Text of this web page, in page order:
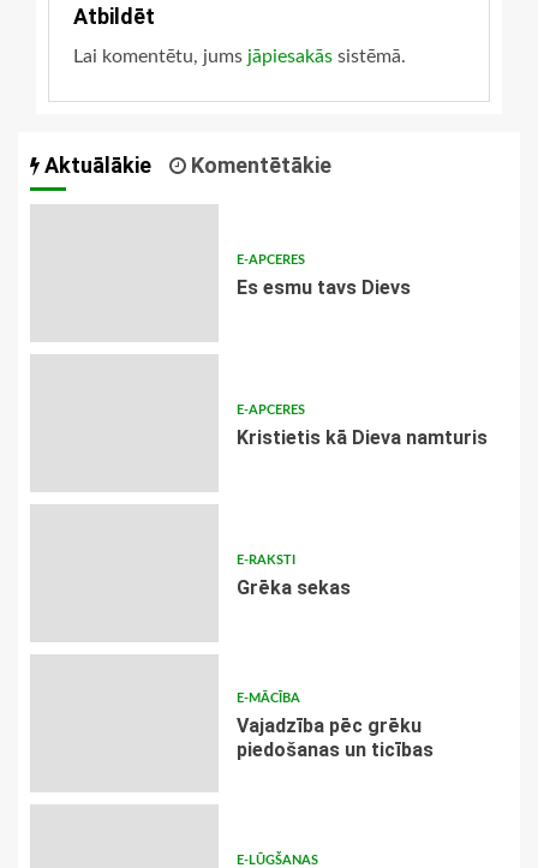
Atbildēt
Lai komentētu, jums jāpiesakās sistēmā.
Aktuālākie Komentētākie
E-APCERES
Es esmu tavs Dievs
E-APCERES
Kristietis kā Dieva namturis
E-RAKSTI
Grēka sekas
E-MĀCĪBA
Vajadzība pēc grēku
piedošanas un ticības
E-LŪGŠANAS